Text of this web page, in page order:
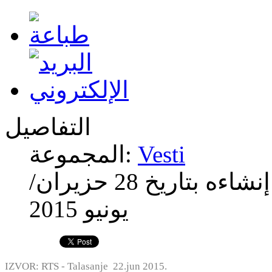
التفاصيل
المجموعة: Vesti
بتاريخ
28 حزيران/
يونيو 2015
IZVOR: RTS - Talasanje 22.jun 2015.